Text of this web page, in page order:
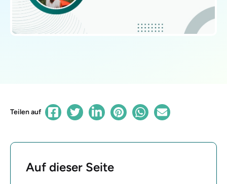
Teilen auf
Auf dieser Seite